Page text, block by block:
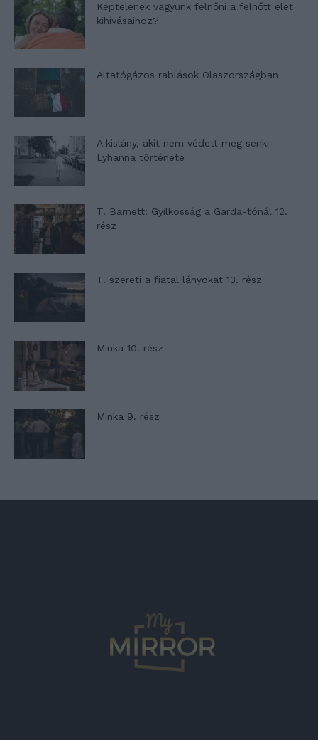
Képtelenek vagyunk felnőni a felnőtt élet
kihívásaihoz?
Altatógázos rablások Olaszországban
A kislány, akit nem védett meg senki –
Lyhanna története
T. Barnett: Gyilkosság a Garda-tónál 12.
rész
T. szereti a fiatal lányokat 13. rész
Minka 10. rész
Minka 9. rész